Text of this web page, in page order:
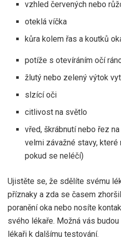
vzhled červených nebo
oteklá víčka
kůra kolem řas a koutků
potíže s otevíráním očí
žlutý nebo zelený výtok
slzící oči
citlivost na světlo
vřed, škrábnutí nebo řez
velmi závažné stavy,
pokud se neléčí)
Ujistěte se, že sdělíte svému
příznaky a zda se časem
poranění oka nebo nosíte
svého lékaře. Možná vás
lékaři k dalšímu testování.